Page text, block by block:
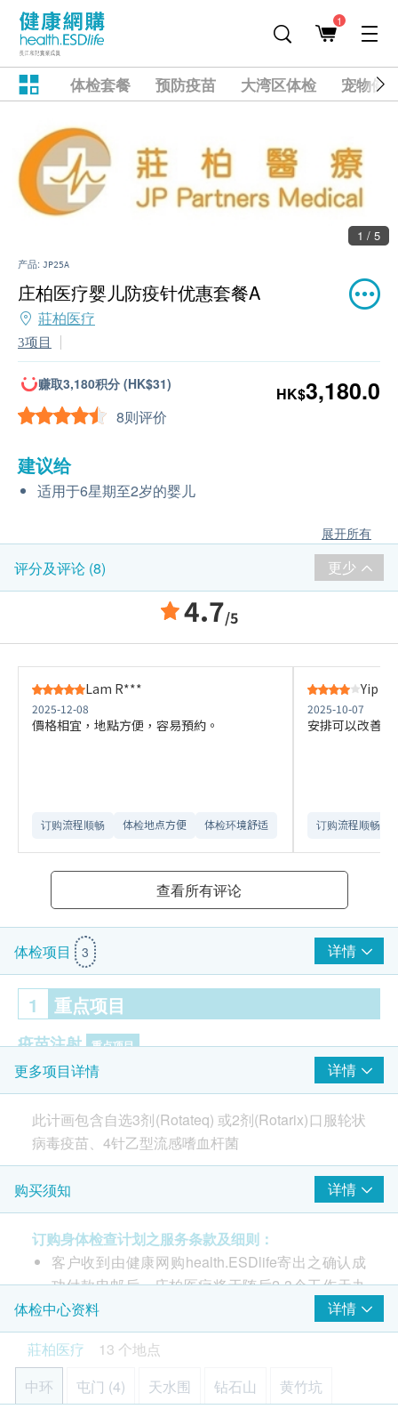
1
体检套餐 预防疫苗 大湾区体检 宠物健
1 / 5
产品: JP25A
庄柏医疗婴儿防疫针优惠套餐A
莊柏医疗
3项目
赚取3,180积分 (HK$31)
8则评价
HK$3,180.0
建议给
适用于6星期至2岁的婴儿
展开所有
评分及评论 (8) 更少
4.7/5
Lam R***
2025-12-08
價格相宜，地點方便，容易預約。
订购流程顺畅 体检地点方便 体检环境舒适​
Yip
2025-10-07
安排可以改善
订购流程顺畅
查看所有评论
体检项目 3 详情
1 重点项目
疫苗注射 重点项目
由注册医生负责注射程序
2 基本项目
口服疫苗
口服轮状病毒疫苗(Rotarix) 2剂 或（RotaTeq）3剂
疫苗注射
乙型流感嗜血杆菌疫苗 4针
更多项目详情 详情
此计画包含自选3剂(Rotateq) 或2剂(Rotarix)口服轮状
病毒疫苗、4针乙型流感嗜血杆菌
二选一项目 : 3剂(Rotateq)口服轮状病毒疫苗 或2剂
(Rotarix)口服轮状病毒疫苗
4针+ 2剂口服(家长可选择服用3 剂口服轮状疫苗)
2个月：
乙型流感嗜血杆菌( 第一针)
口服轮状病毒疫苗( 第一剂)
4个月：
乙型流感嗜血杆菌( 第二针)
购买须知 详情
订购身体检查计划之服务条款及细则：
客户收到由健康网购health.ESDlife寄出之确认成
功付款电邮后，庄柏医疗将于随后2-3个工作天办
公时间内，致电客户预约身体检查的时间及地点。
本身体检查计划有效期为1年，客户必须于1年内
(由确认付款日期起计) 接受有关检查，客户需提前
1个月预约相关检查，逾期作废。
体检中心资料
详情
莊柏医疗
13 个地点
中环
屯门 (4) 天水围 钻石山 黄竹坑